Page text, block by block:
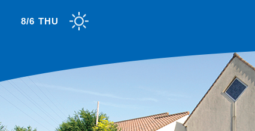
8/6 THU